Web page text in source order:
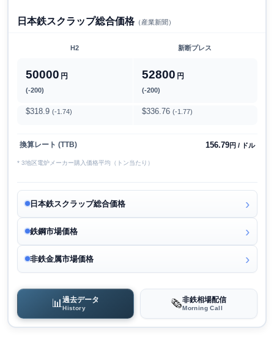
日本鉄スクラップ総合価格（産業新聞）
H2 新断プレス
50000 円
(-200)
52800 円
(-200)
$318.9 (-1.74) $336.76 (-1.77)
換算レート (TTB) 156.79円 / ドル
* 3地区電炉メーカー購入価格平均（トン当たり）
日本鉄スクラップ総合価格
鉄鋼市場価格
非鉄金属市場価格
📊過去データ
History 🗞️非鉄相場配信
Morning Call